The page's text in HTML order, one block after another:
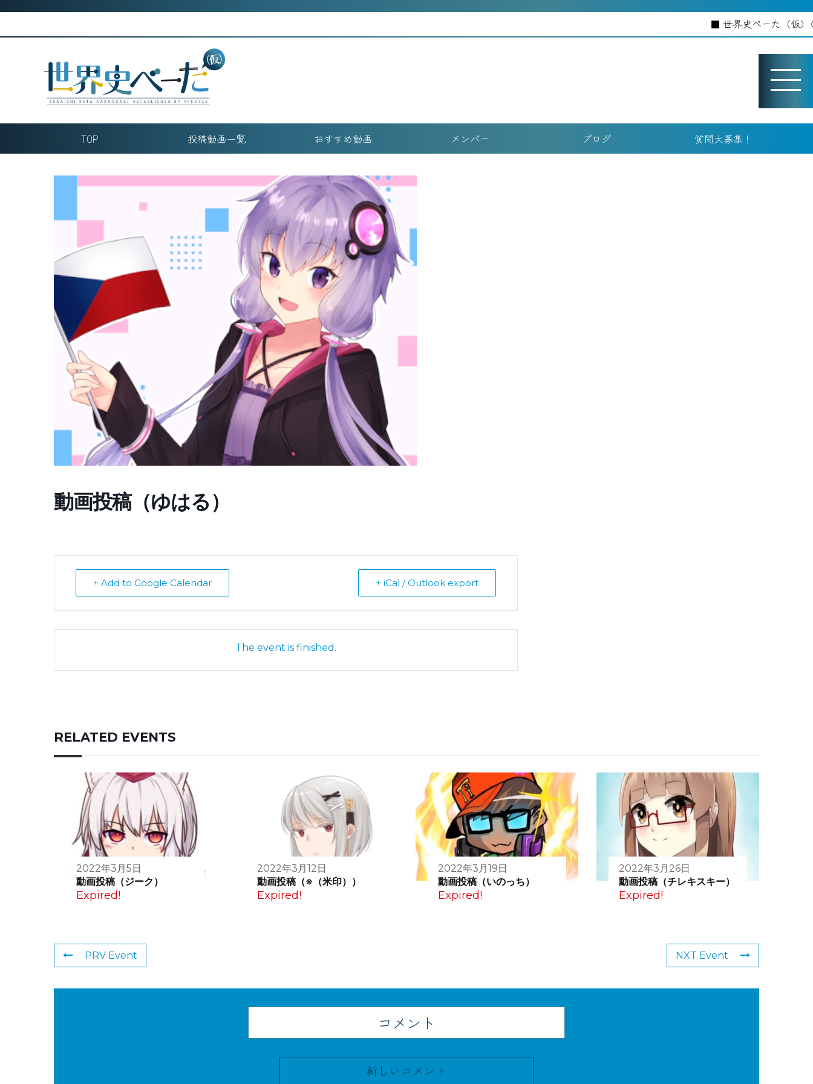
世界史べーた（仮）のホ
TOP 投稿動画一覧 おすすめ動画 メンバー ブログ 質問大募集！
動画投稿（ゆはる）
+ Add to Google Calendar + iCal / Outlook export
The event is finished.
RELATED EVENTS
2022年3月5日
動画投稿（ジーク）
Expired!
2022年3月12日
動画投稿（※（米印））
Expired!
2022年3月19日
動画投稿（いのっち）
Expired!
2022年3月26日
動画投稿（チレキスキー）
Expired!
PRV Event NXT Event
コメント
新しいコメント